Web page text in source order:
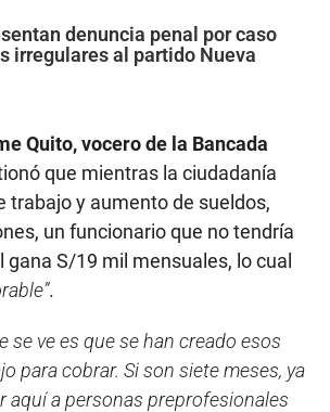
denuncia penal por caso
irregulares al partido Nueva
Quito, vocero de la Bancada
que mientras la ciudadanía
trabajo y aumento de sueldos,
un funcionario que no tendría
S/19 mil mensuales, lo cual
.
se ve es que se han creado esos
para cobrar. Si son siete meses, ya
aquí a personas preprofesionales